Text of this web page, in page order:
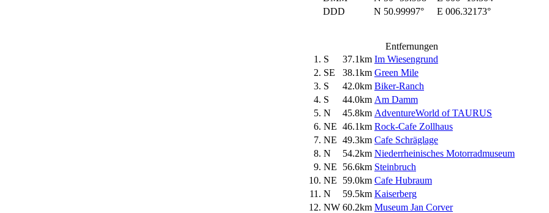
DDD
N 50.99997° E 006.32173°
Entfernungen
1. S 37.1km Im Wiesengrund
2. SE 38.1km Green Mile
3. S 42.0km Biker-Ranch
4. S 44.0km Am Damm
5. N 45.8km AdventureWorld of TAURUS
6. NE 46.1km Rock-Cafe Zollhaus
7. NE 49.3km Cafe Schräglage
8. N 54.2km Niederrheinisches Motorradmuseum
9. NE 56.6km Steinbruch
10. NE 59.0km Cafe Hubraum
11. N 59.5km Kaiserberg
12. NW 60.2km Museum Jan Corver